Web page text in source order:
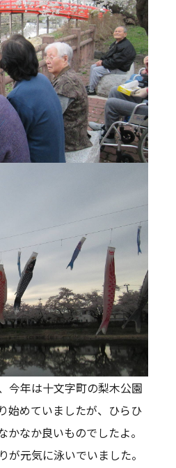
今年は十文字町の梨木公園
始めていましたが、ひらひ
なか良いものでしたよ。
元気に泳いでいました。